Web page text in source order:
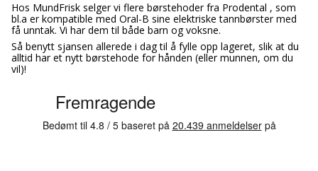
Hos MundFrisk selger vi flere børstehoder fra Prodental , som
bl.a er kompatible med Oral-B sine elektriske tannbørster med
få unntak. Vi har dem til både barn og voksne.
Så benytt sjansen allerede i dag til å fylle opp lageret, slik at du
alltid har et nytt børstehode for hånden (eller munnen, om du
vil)!